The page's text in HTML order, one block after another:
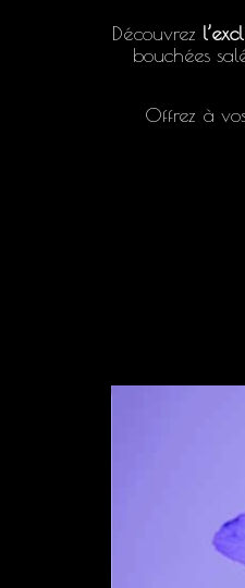
Découvrez
bouchées
Offrez à